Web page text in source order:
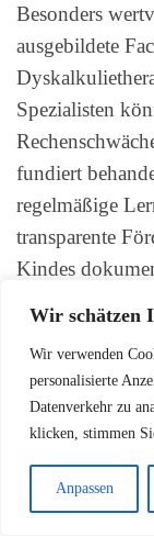
Wir schätzen
Wir verwenden
personalisierte
Datenverkehr zu
klicken, stimmen
Anpassen
Besonders
ausgebildete
Spezialisten
fundiert
regelmäßige
transparente
Kindes
Kosten